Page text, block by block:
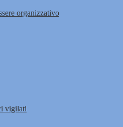
organizzativo
vigilati